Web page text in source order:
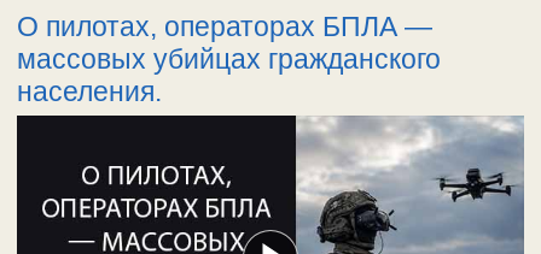
О пилотах, операторах БПЛА —
массовых убийцах гражданского
населения.